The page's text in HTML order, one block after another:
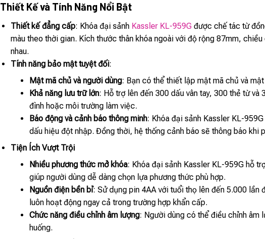
Thiết Kế và Tính Năng Nổi Bật
Thiết kế đẳng cấp: Khóa đại sảnh Kassler KL-959G được chế tác từ
màu theo thời gian. Kích thước thân khóa ngoài với độ rộng 87mm,
nhau.
Tính năng bảo mật tuyệt đối:
Mật mã chủ và người dùng: Bạn có thể thiết lập mật mã chủ và
Khả năng lưu trữ lớn: Hỗ trợ lên đến 300 dấu vân tay, 300 thẻ từ
đình hoặc môi trường làm việc.
Báo động và cảnh báo thông minh: Khóa đại sảnh Kassler KL-
dấu hiệu đột nhập. Đồng thời, hệ thống cảnh báo sẽ thông báo
Tiện Ích Vượt Trội
Nhiều phương thức mở khóa: Khóa đại sảnh Kassler KL-959G hỗ
giúp người dùng dễ dàng chọn lựa phương thức phù hợp.
Nguồn điện bền bỉ: Sử dụng pin 4AA với tuổi thọ lên đến 5.000 lần
luôn hoạt động ngay cả trong trường hợp khẩn cấp.
Chức năng điều chỉnh âm lượng: Người dùng có thể điều chỉnh âm
huống.